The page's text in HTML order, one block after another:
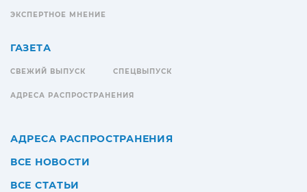
ЭКСПЕРТНОЕ МНЕНИЕ
ГАЗЕТА
СВЕЖИЙ ВЫПУСК СПЕЦВЫПУСК
АДРЕСА РАСПРОСТРАНЕНИЯ
АДРЕСА РАСПРОСТРАНЕНИЯ
ВСЕ НОВОСТИ
ВСЕ СТАТЬИ